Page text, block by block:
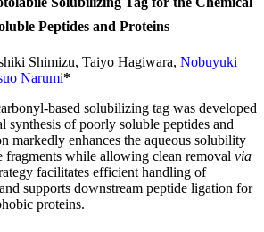
Peptides and Proteins
Shimizu, Taiyo Hagiwara, Nobuyuki
Narumi*
based solubilizing tag was developed
synthesis of poorly soluble peptides and
markedly enhances the aqueous solubility
fragments while allowing clean removal via
facilitates efficient handling of
supports downstream peptide ligation for
proteins.